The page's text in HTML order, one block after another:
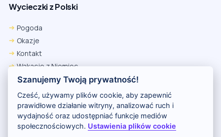
Wycieczki z Polski
Pogoda
Okazje
Kontakt
Wakacje z Niemiec
Polityka Prywatności
Wakacje w Egipcie
Rankingi hoteli
Szanujemy Twoją prywatność!
Cześć, używamy plików cookie, aby zapewnić
prawidłowe działanie witryny, analizować ruch i
wydajność oraz udostępniać funkcje mediów
społecznościowych. Ustawienia plików cookie